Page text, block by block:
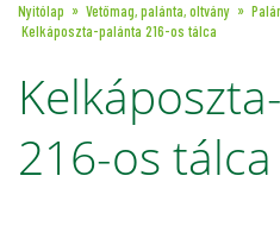
Nyitólap Vetőmag, palánta, oltvány
Kelkáposzta-palánta 216-os tálca
216-os tálca